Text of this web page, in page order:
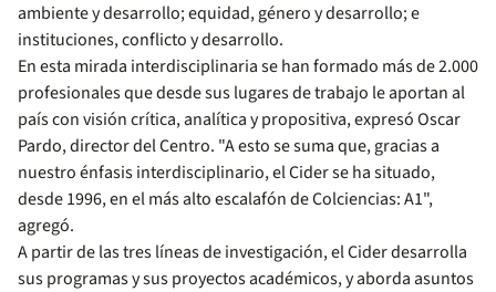
ambiente y desarrollo; equidad, género y desarrollo; e
instituciones, conflicto y desarrollo.
En esta mirada interdisciplinaria se han formado más de 2.000
profesionales que desde sus lugares de trabajo le aportan al
país con visión crítica, analítica y propositiva, expresó Oscar
Pardo, director del Centro. "A esto se suma que, gracias a
nuestro énfasis interdisciplinario, el Cider se ha situado,
desde 1996, en el más alto escalafón de Colciencias: A1",
agregó.
A partir de las tres líneas de investigación, el Cider desarrolla
sus programas y sus proyectos académicos, y aborda asuntos